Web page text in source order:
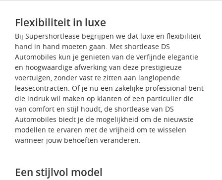
Flexibiliteit in luxe
Bij Supershortlease begrijpen we dat luxe en flexibiliteit
hand in hand moeten gaan. Met shortlease DS
Automobiles kun je genieten van de verfijnde elegantie
en hoogwaardige afwerking van deze prestigieuze
voertuigen, zonder vast te zitten aan langlopende
leasecontracten. Of je nu een zakelijke professional bent
die indruk wil maken op klanten of een particulier die
van comfort en stijl houdt, de shortlease van DS
Automobiles biedt je de mogelijkheid om de nieuwste
modellen te ervaren met de vrijheid om te wisselen
wanneer jouw behoeften veranderen.
Een stijlvol model